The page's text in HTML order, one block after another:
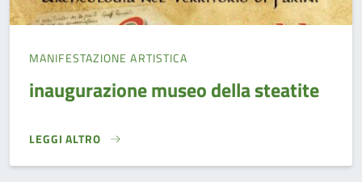
MANIFESTAZIONE ARTISTICA
inaugurazione museo della steatite
LEGGI ALTRO
INAUGURAZIONE MUSEO DELLA STEATITE}